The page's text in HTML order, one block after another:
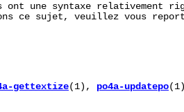
ont une syntaxe relativement
ce sujet, veuillez vous
gettextize(1), po4a-updatepo